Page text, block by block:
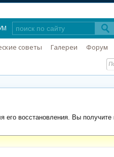
восстановления. Вы
советы Галереи Форум